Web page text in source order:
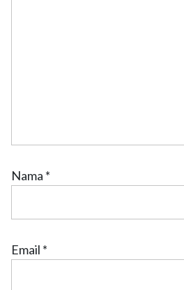
Nama *
Email *